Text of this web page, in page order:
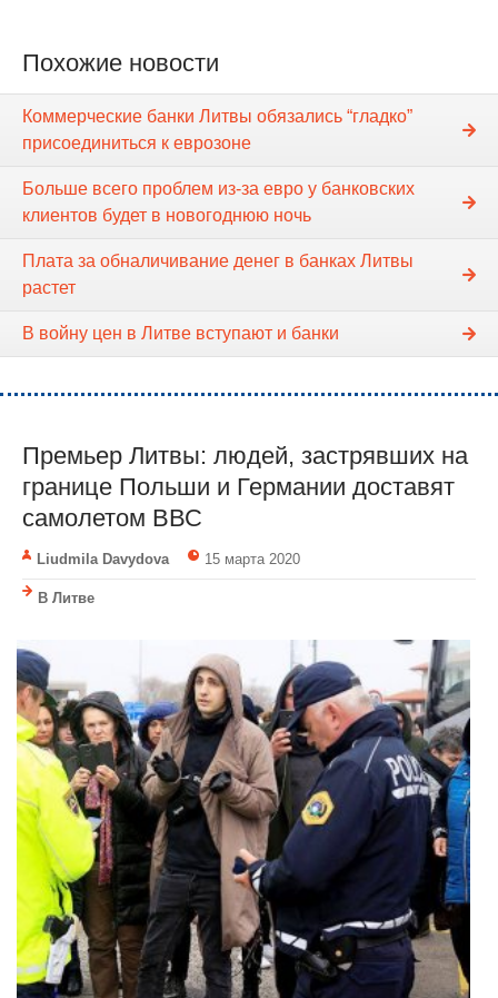
Похожие новости
Коммерческие банки Литвы обязались “гладко”
присоединиться к еврозоне
Больше всего проблем из-за евро у банковских
клиентов будет в новогоднюю ночь
Плата за обналичивание денег в банках Литвы
растет
В войну цен в Литве вступают и банки
Премьер Литвы: людей, застрявших на
границе Польши и Германии доставят
самолетом ВВС
Liudmila Davydova 15 марта 2020
В Литве